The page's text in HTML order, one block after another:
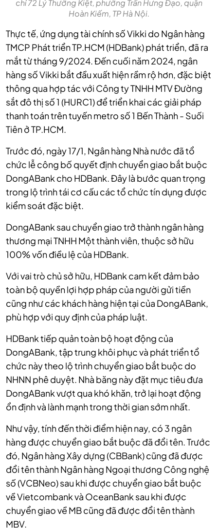
chỉ 72 Lý Thường Kiệt, phường Trần Hưng Đạo, quận
Hoàn Kiếm, TP Hà Nội.
Thực tế, ứng dụng tài chính số Vikki do Ngân hàng
TMCP Phát triển TP.HCM (HDBank) phát triển, đã ra
mắt từ tháng 9/2024. Đến cuối năm 2024, ngân
hàng số Vikki bắt đầu xuất hiện rầm rộ hơn, đặc biệt
thông qua hợp tác với Công ty TNHH MTV Đường
sắt đô thị số 1 (HURC1) để triển khai các giải pháp
thanh toán trên tuyến metro số 1 Bến Thành - Suối
Tiên ở TP.HCM.
Trước đó, ngày 17/1, Ngân hàng Nhà nước đã tổ
chức lễ công bố quyết định chuyển giao bắt buộc
DongABank cho HDBank. Đây là bước quan trọng
trong lộ trình tái cơ cấu các tổ chức tín dụng được
kiểm soát đặc biệt.
DongABank sau chuyển giao trở thành ngân hàng
thương mại TNHH Một thành viên, thuộc sở hữu
100% vốn điều lệ của HDBank.
Với vai trò chủ sở hữu, HDBank cam kết đảm bảo
toàn bộ quyền lợi hợp pháp của người gửi tiền
cũng như các khách hàng hiện tại của DongABank,
phù hợp với quy định của pháp luật.
HDBank tiếp quản toàn bộ hoạt động của
DongABank, tập trung khôi phục và phát triển tổ
chức này theo lộ trình chuyển giao bắt buộc do
NHNN phê duyệt. Nhà băng này đặt mục tiêu đưa
DongABank vượt qua khó khăn, trở lại hoạt động
ổn định và lành mạnh trong thời gian sớm nhất.
Như vậy, tính đến thời điểm hiện nay, có 3 ngân
hàng được chuyển giao bắt buộc đã đổi tên. Trước
đó, Ngân hàng Xây dựng (CBBank) cũng đã được
đổi tên thành Ngân hàng Ngoại thương Công nghệ
số (VCBNeo) sau khi được chuyển giao bắt buộc
về Vietcombank và OceanBank sau khi được
chuyển giao về MB cũng đã được đổi tên thành
MBV.